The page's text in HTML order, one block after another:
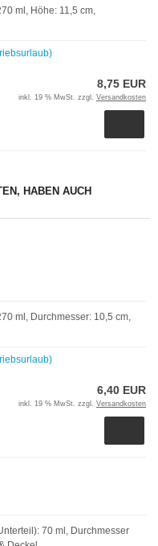
ml, Höhe: 11,5 cm,
8,75 EUR
inkl. 19 % MwSt. zzgl. Versandkosten
HABEN AUCH
ml, Durchmesser: 10,5 cm,
6,40 EUR
inkl. 19 % MwSt. zzgl. Versandkosten
70 ml, Durchmesser